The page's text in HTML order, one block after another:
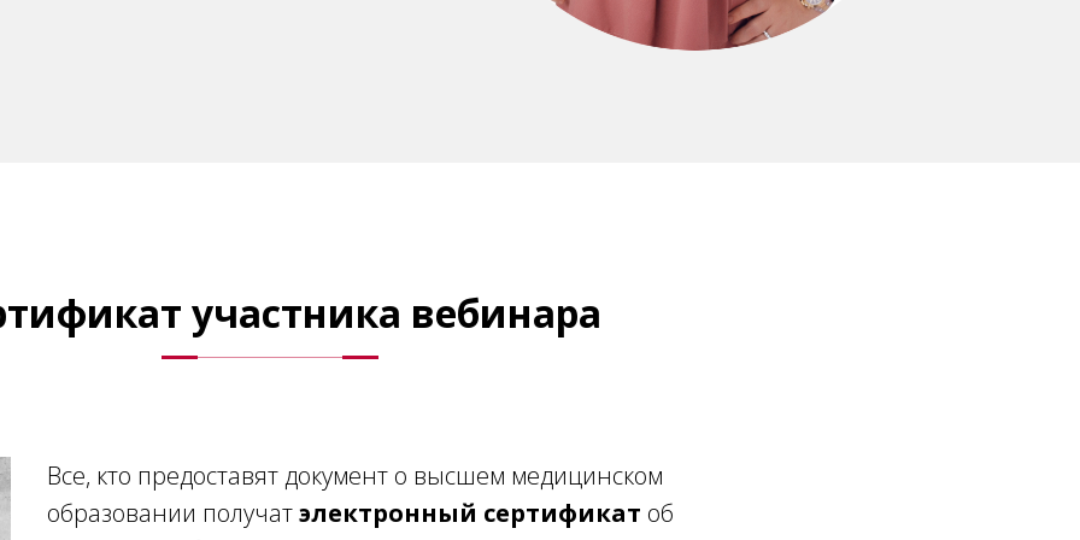
участника вебинара
Все, кто предоставят документ о высшем медицинском
образовании получатэлектронный сертификат об